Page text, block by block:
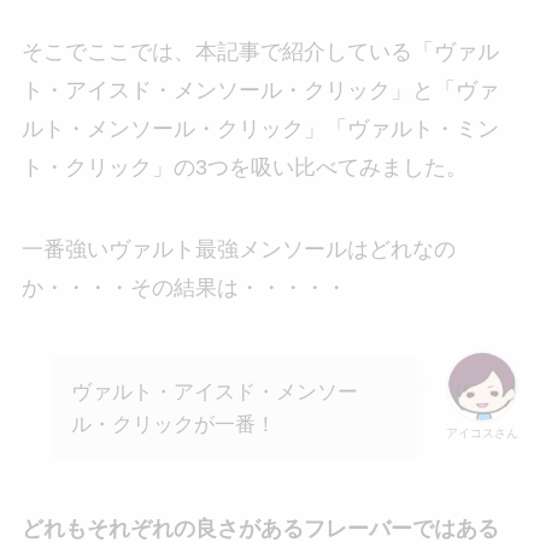
そこでここでは、本記事で紹介している「ヴァル
ト・アイスド・メンソール・クリック」と「ヴァ
ルト・メンソール・クリック」「ヴァルト・ミン
ト・クリック」の3つを吸い比べてみました。
一番強いヴァルト最強メンソールはどれなの
か・・・・その結果は・・・・・
アイコスさん
ヴァルト・アイスド・メンソー
ル・クリックが一番！
どれもそれぞれの良さがあるフレーバーではある